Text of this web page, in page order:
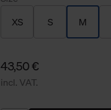
XS S M
43,50 €
incl. VAT.